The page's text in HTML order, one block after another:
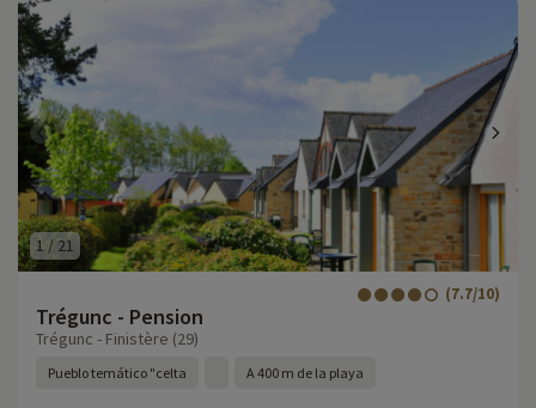
1 / 21
Trégunc - Pension
(7.7/10)
Trégunc - Finistère (29)
Pueblo temático "celta A 400 m de la playa